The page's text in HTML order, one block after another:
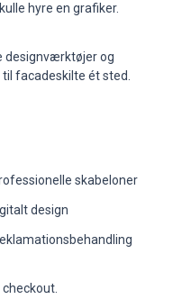
hyre en grafiker.
designværktøjer og
facadeskilte ét sted.
skabeloner
design